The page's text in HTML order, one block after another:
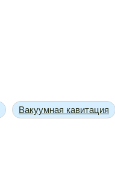
Вакуумная кавитация